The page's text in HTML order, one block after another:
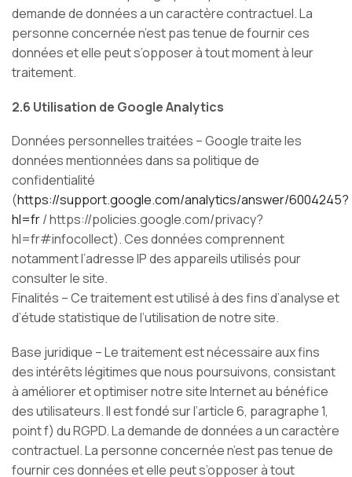
demande de données a un caractère contractuel. La
personne concernée n’est pas tenue de fournir ces
données et elle peut s’opposer à tout moment à leur
traitement.
2.6 Utilisation de Google Analytics
Données personnelles traitées – Google traite les
données mentionnées dans sa politique de
confidentialité
(https://support.google.com/analytics/answer/6004245?
hl=fr/ https://policies.google.com/privacy?
hl=fr#infocollect). Ces données comprennent
notamment l’adresse IP des appareils utilisés pour
consulter le site.
Finalités – Ce traitement est utilisé à des fins d’analyse et
d’étude statistique de l’utilisation de notre site.
Base juridique – Le traitement est nécessaire aux fins
des intérêts légitimes que nous poursuivons, consistant
à améliorer et optimiser notre site Internet au bénéfice
des utilisateurs. Il est fondé sur l’article 6, paragraphe 1,
point f) du RGPD. La demande de données a un caractère
contractuel. La personne concernée n’est pas tenue de
fournir ces données et elle peut s’opposer à tout